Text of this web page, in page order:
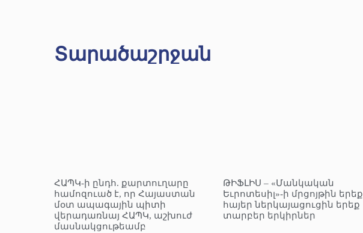
Տարածաշրջան
ՀԱՊԿ-ի ընդհ. քարտուղարը
համոզուած է, որ Հայաստան
մօտ ապագային պիտի
վերադառնայ ՀԱՊԿ, աշխուժ
մասնակցութեամբ
ԹԻՖԼԻՍ – «Մանկական
Եւրոտեսիլ»-ի մրցոյթին երեք
հայեր ներկայացուցին երեք
տարբեր երկիրներ